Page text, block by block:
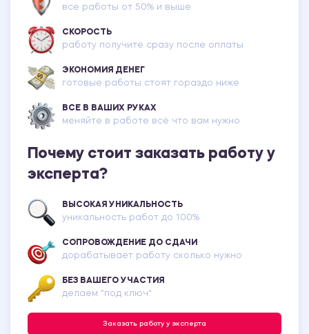
все работы от 50% и выше
СКОРОСТЬ
работу получите сразу после оплаты
ЭКОНОМИЯ ДЕНЕГ
готовые работы стоят гораздо ниже
ВСЕ В ВАШИХ РУКАХ
меняйте в работе всё что вам нужно
Почему стоит заказать работу у
эксперта?
ВЫСОКАЯ УНИКАЛЬНОСТЬ
уникальность работ до 100%
СОПРОВОЖДЕНИЕ ДО СДАЧИ
дорабатывает работу сколько нужно
БЕЗ ВАШЕГО УЧАСТИЯ
делаем "под ключ"
Заказать работу у эксперта